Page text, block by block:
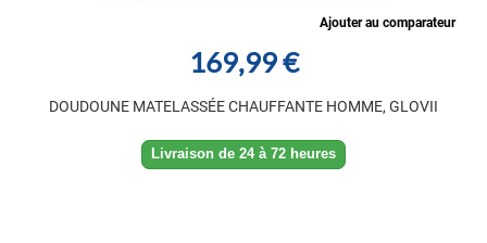
Ajouter au comparateur
169,99 €
DOUDOUNE MATELASSÉE CHAUFFANTE HOMME, GLOVII
Livraison de 24 à 72 heures